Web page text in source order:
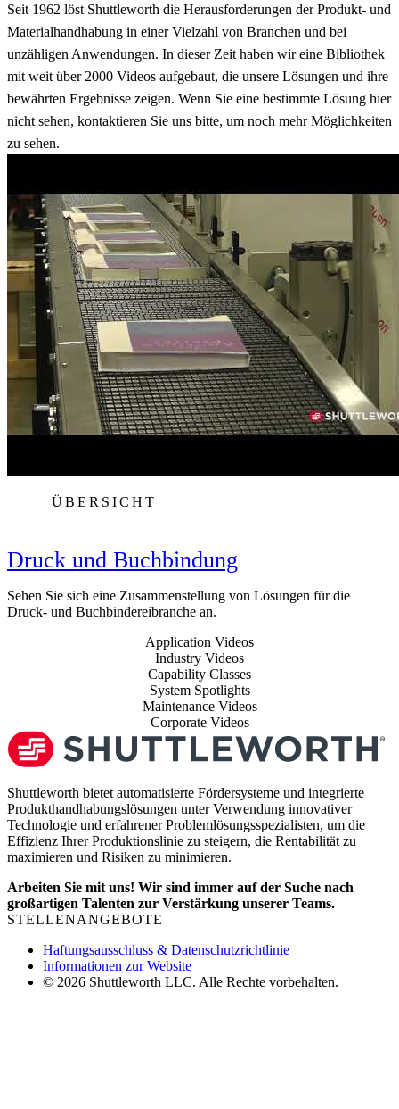
Seit 1962 löst Shuttleworth die Herausforderungen der Produkt- und
Materialhandhabung in einer Vielzahl von Branchen und bei
unzähligen Anwendungen. In dieser Zeit haben wir eine Bibliothek
mit weit über 2000 Videos aufgebaut, die unsere Lösungen und ihre
bewährten Ergebnisse zeigen. Wenn Sie eine bestimmte Lösung hier
nicht sehen, kontaktieren Sie uns bitte, um noch mehr Möglichkeiten
zu sehen.
ÜBERSICHT
Druck und Buchbindung
Sehen Sie sich eine Zusammenstellung von Lösungen für die
Druck- und Buchbindereibranche an.
Application Videos
Industry Videos
Capability Classes
System Spotlights
Maintenance Videos
Corporate Videos
Shuttleworth bietet automatisierte Fördersysteme und integrierte
Produkthandhabungslösungen unter Verwendung innovativer
Technologie und erfahrener Problemlösungsspezialisten, um die
Effizienz Ihrer Produktionslinie zu steigern, die Rentabilität zu
maximieren und Risiken zu minimieren.
Arbeiten Sie mit uns! Wir sind immer auf der Suche nach
großartigen Talenten zur Verstärkung unserer Teams.
STELLENANGEBOTE
Haftungsausschluss & Datenschutzrichtlinie
Informationen zur Website
© 2026 Shuttleworth LLC. Alle Rechte vorbehalten.